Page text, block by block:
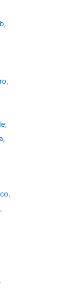
,
,
,
,
,
,
,